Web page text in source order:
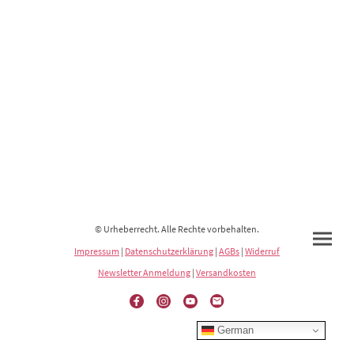
© Urheberrecht. Alle Rechte vorbehalten.
Impressum | Datenschutzerklärung | AGBs | Widerruf
Newsletter Anmeldung | Versandkosten
German